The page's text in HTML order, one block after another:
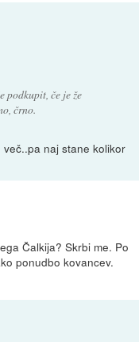
podkupit, če je že
črno.
naj stane kolikor
Čalkija? Skrbi me. Po
ponudbo kovancev.